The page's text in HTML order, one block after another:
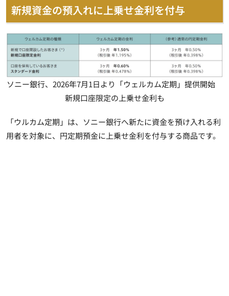
新規資金の預入れに上乗せ金利を付与
ソニー銀行、2026年7月1日より「ウェルカム定期」提供開始
新規口座限定の上乗せ金利も
「ウルカム定期」は、ソニー銀行へ新たに資金を預け入れる利
用者を対象に、円定期預金に上乗せ金利を付与する商品です。